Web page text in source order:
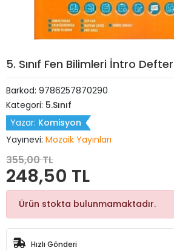
5. Sınıf Fen Bilimleri İntro
Barkod: 9786257870290
Kategori: 5.Sınıf
Yazar: Komisyon
Yayınevi: Mozaik Yayınları
355,00 TL
248,50 TL
Ürün stokta bulunmamaktadır.
Hızlı Gönderi